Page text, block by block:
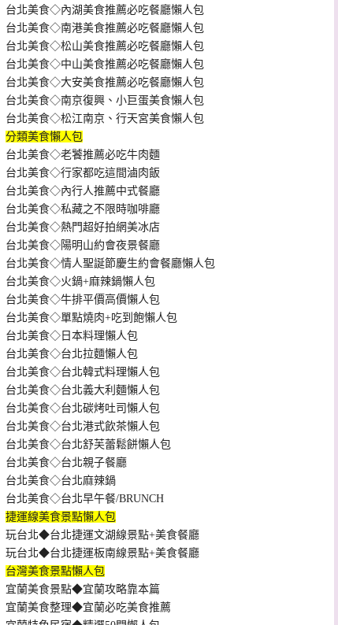
台北美食◇內湖美食推薦必吃餐廳懶人包
台北美食◇南港美食推薦必吃餐廳懶人包
台北美食◇松山美食推薦必吃餐廳懶人包
台北美食◇中山美食推薦必吃餐廳懶人包
台北美食◇大安美食推薦必吃餐廳懶人包
台北美食◇南京復興、小巨蛋美食懶人包
台北美食◇松江南京、行天宮美食懶人包
分類美食懶人包
台北美食◇老饕推薦必吃牛肉麵
台北美食◇行家都吃這間滷肉飯
台北美食◇內行人推薦中式餐廳
台北美食◇私藏之不限時咖啡廳
台北美食◇熱門超好拍網美冰店
台北美食◇陽明山約會夜景餐廳
台北美食◇情人聖誕節慶生約會餐廳懶人包
台北美食◇火鍋+麻辣鍋懶人包
台北美食◇牛排平價高價懶人包
台北美食◇單點燒肉+吃到飽懶人包
台北美食◇日本料理懶人包
台北美食◇台北拉麵懶人包
台北美食◇台北韓式料理懶人包
台北美食◇台北義大利麵懶人包
台北美食◇台北碳烤吐司懶人包
台北美食◇台北港式飲茶懶人包
台北美食◇台北舒芙蕾鬆餅懶人包
台北美食◇台北親子餐廳
台北美食◇台北麻辣鍋
台北美食◇台北早午餐/BRUNCH
捷運線美食景點懶人包
玩台北◆台北捷運文湖線景點+美食餐廳
玩台北◆台北捷運板南線景點+美食餐廳
台灣美食景點懶人包
宜蘭美食景點◆宜蘭攻略靠本篇
宜蘭美食整理◆宜蘭必吃美食推薦